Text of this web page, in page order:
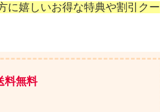
に嬉しいお得な特典や割引クー
料無料